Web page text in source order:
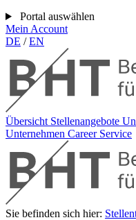
Portal auswählen
Mein Account
DE /EN
Übersicht Stellenangebote
Unternehmen Career Service
Sie befinden sich hier: